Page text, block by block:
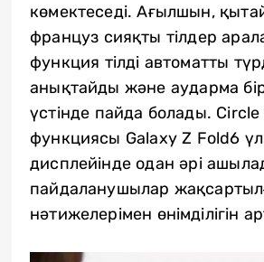
көмектеседі. Ағылшын,
француз сияқты тілдер
функция тілді автоматты
анықтайды және аударма
үстінде пайда болады.
функциясы Galaxy Z Fold6
дисплейінде одан әрі
пайдаланушылар
нәтижелерімен өнімділігін